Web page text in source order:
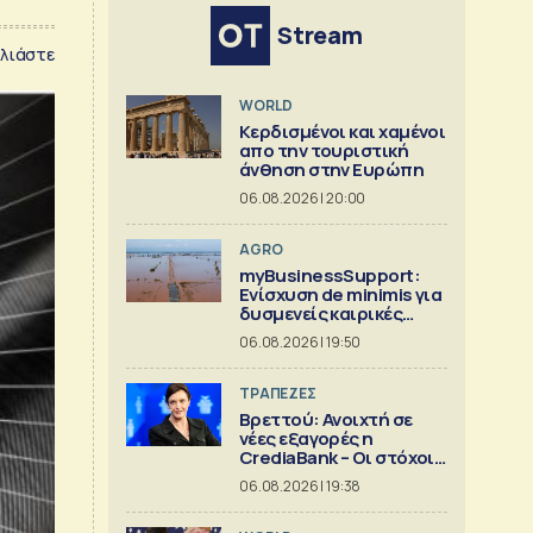
Stream
WORLD
Κερδισμένοι και χαμένοι
απο την τουριστική
άνθηση στην Ευρώπη
06.08.2026 | 20:00
AGRO
myBusinessSupport:
Ενίσχυση de minimis για
δυσμενείς καιρικές
συνθήκες, παγετό και
λειψυδρία
06.08.2026 | 19:50
ΤΡΑΠΕΖΕΣ
Βρεττού: Ανοιχτή σε
νέες εξαγορές η
CrediaBank – Οι στόχοι
για το 2026
06.08.2026 | 19:38